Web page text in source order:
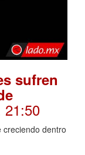
sufren
21:50
creciendo dentro